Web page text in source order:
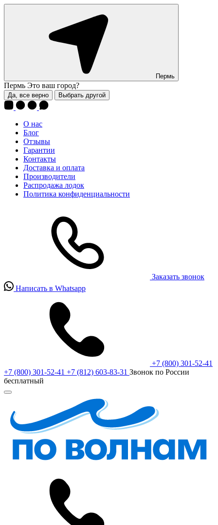
Пермь
Пермь Это ваш город?
Да, все верно Выбрать другой
О нас
Блог
Отзывы
Гарантии
Контакты
Доставка и оплата
Производители
Распродажа лодок
Политика конфиденциальности
Заказать звонок
Написать в Whatsapp
+7 (800) 301-52-41
+7 (800) 301-52-41 +7 (812) 603-83-31 Звонок по России
бесплатный